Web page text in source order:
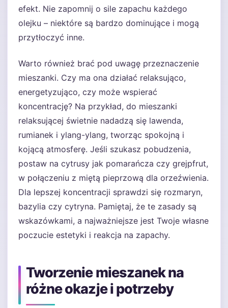
efekt. Nie zapomnij o sile zapachu każdego
olejku – niektóre są bardzo dominujące i mogą
przytłoczyć inne.
Warto również brać pod uwagę przeznaczenie
mieszanki. Czy ma ona działać relaksująco,
energetyzująco, czy może wspierać
koncentrację? Na przykład, do mieszanki
relaksującej świetnie nadadzą się lawenda,
rumianek i ylang-ylang, tworząc spokojną i
kojącą atmosferę. Jeśli szukasz pobudzenia,
postaw na cytrusy jak pomarańcza czy grejpfrut,
w połączeniu z miętą pieprzową dla orzeźwienia.
Dla lepszej koncentracji sprawdzi się rozmaryn,
bazylia czy cytryna. Pamiętaj, że te zasady są
wskazówkami, a najważniejsze jest Twoje własne
poczucie estetyki i reakcja na zapachy.
Tworzenie mieszanek na
różne okazje i potrzeby